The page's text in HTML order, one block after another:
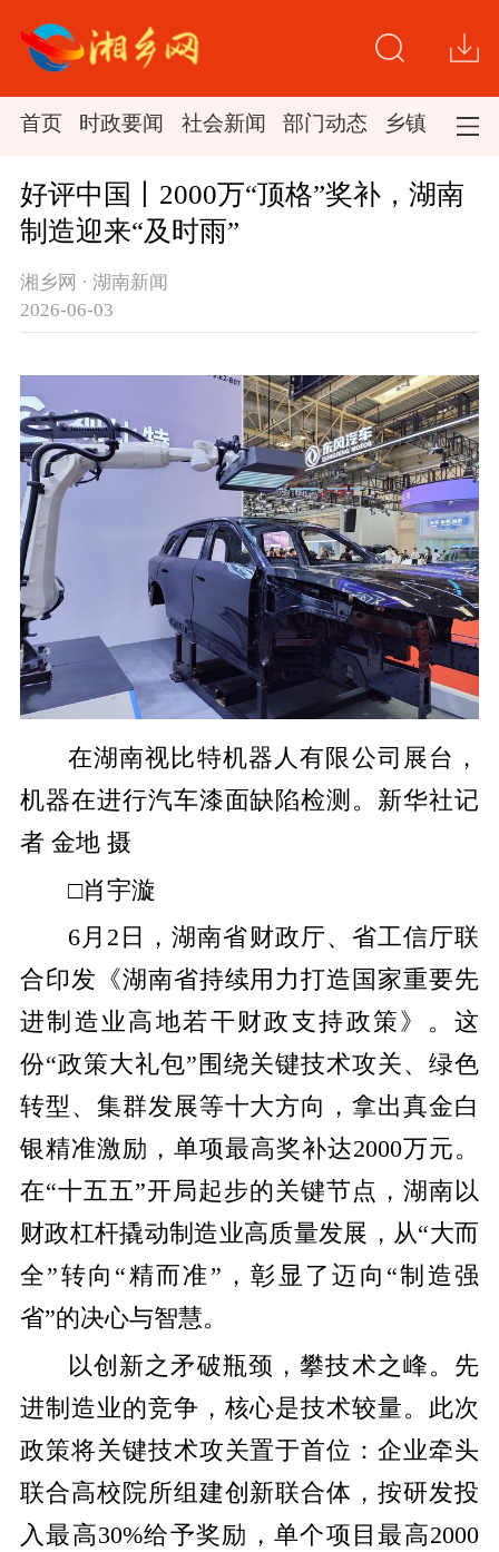
首页 时政要闻 社会新闻 部门动态 乡镇新闻
好评中国丨2000万“顶格”奖补，湖南
制造迎来“及时雨”
湘乡网 · 湖南新闻
2026-06-03
在湖南视比特机器人有限公司展台，
机器在进行汽车漆面缺陷检测。新华社记
者 金地 摄
□肖宇漩
6月2日，湖南省财政厅、省工信厅联
合印发《湖南省持续用力打造国家重要先
进制造业高地若干财政支持政策》。这
份“政策大礼包”围绕关键技术攻关、绿色
转型、集群发展等十大方向，拿出真金白
银精准激励，单项最高奖补达2000万元。
在“十五五”开局起步的关键节点，湖南以
财政杠杆撬动制造业高质量发展，从“大而
全”转向“精而准”，彰显了迈向“制造强
省”的决心与智慧。
以创新之矛破瓶颈，攀技术之峰。先
进制造业的竞争，核心是技术较量。此次
政策将关键技术攻关置于首位：企业牵头
联合高校院所组建创新联合体，按研发投
入最高30%给予奖励，单个项目最高2000